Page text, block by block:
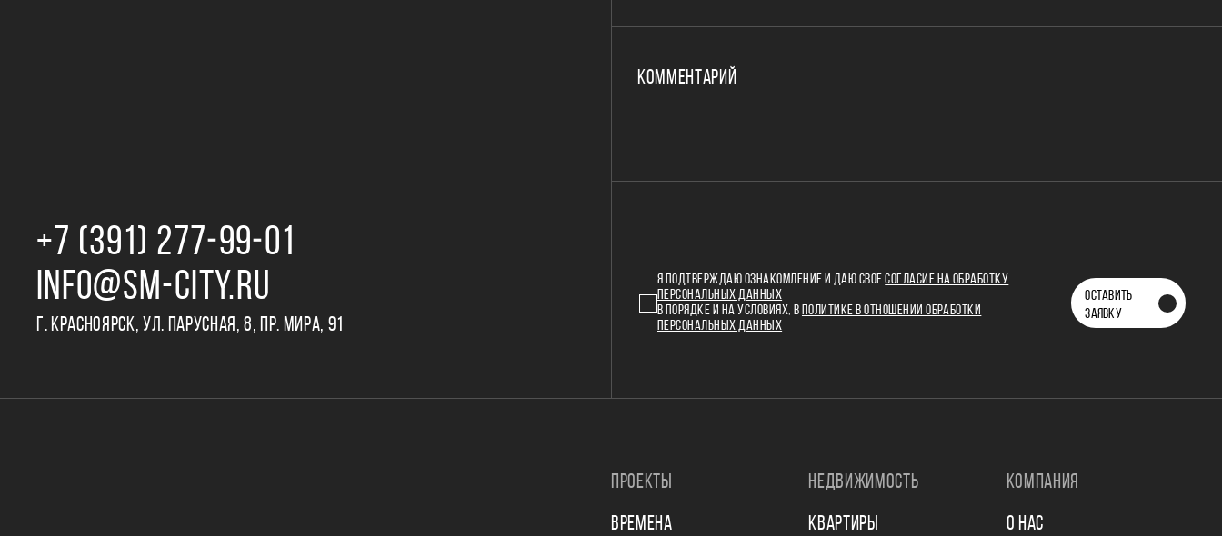
+7 (391) 277‒99‒01
INFO@SM-CITY.RU
Г. КРАСНОЯРСК, УЛ. ПАРУСНАЯ, 8, ПР. МИРА, 91
КОММЕНТАРИЙ
Я ПОДТВЕРЖДАЮ ОЗНАКОМЛЕНИЕ И ДАЮ СВОЕСОГЛАСИЕ НА ОБРАБОТКУ
ПЕРСОНАЛЬНЫХ ДАННЫХ
В ПОРЯДКЕ И НА УСЛОВИЯХ, В
ПОЛИТИКЕ В ОТНОШЕНИИ ОБРАБОТКИ
ПЕРСОНАЛЬНЫХ ДАННЫХ
ОСТАВИТЬ
ЗАЯВКУ
ПРОЕКТЫ
ВРЕМЕНА
НЕДВИЖИМОСТЬ
КВАРТИРЫ
КОМПАНИЯ
О НАС